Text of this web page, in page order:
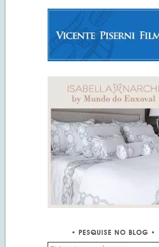
PESQUISE NO BLOG